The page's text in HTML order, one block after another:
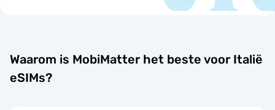
Waarom is MobiMatter het beste voor Italië
eSIMs?